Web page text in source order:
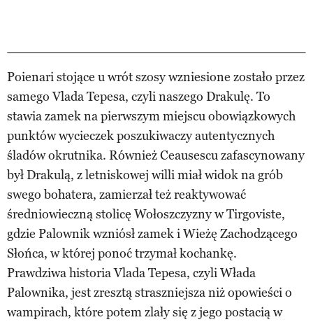
Poienari stojące u wrót szosy wzniesione zostało przez
samego Vlada Tepesa, czyli naszego Drakulę. To
stawia zamek na pierwszym miejscu obowiązkowych
punktów wycieczek poszukiwaczy autentycznych
śladów okrutnika. Również Ceausescu zafascynowany
był Drakulą, z letniskowej willi miał widok na grób
swego bohatera, zamierzał też reaktywować
średniowieczną stolicę Wołoszczyzny w Tirgoviste,
gdzie Palownik wzniósł zamek i Wieżę Zachodzącego
Słońca, w której ponoć trzymał kochankę.
Prawdziwa historia Vlada Tepesa, czyli Włada
Palownika, jest zresztą straszniejsza niż opowieści o
wampirach, które potem zlały się z jego postacią w